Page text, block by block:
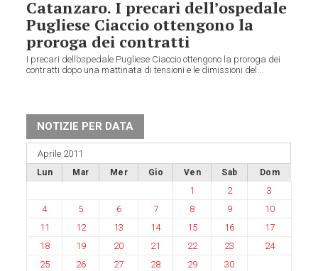
Catanzaro. I precari dell’ospedale
Pugliese Ciaccio ottengono la
proroga dei contratti
I precari dell’ospedale Pugliese Ciaccio ottengono la proroga dei
contratti dopo una mattinata di tensioni e le dimissioni del...
NOTIZIE PER DATA
Aprile 2011
Lun Mar Mer Gio Ven Sab Dom
1 2
3
4
5 6 7 8 9
10
11
12 13 14 15 16
17
18
19 20 21 22 23
24
25
26 27 28 29 30